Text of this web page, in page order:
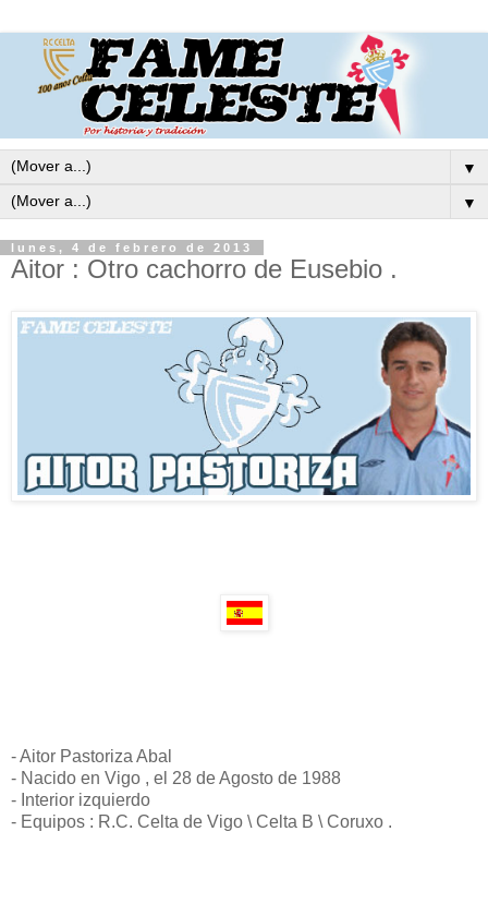
▼
▼
lunes, 4 de febrero de 2013
Aitor : Otro cachorro de Eusebio .
- Aitor Pastoriza Abal
- Nacido en Vigo , el 28 de Agosto de 1988
- Interior izquierdo
- Equipos : R.C. Celta de Vigo \ Celta B \ Coruxo .